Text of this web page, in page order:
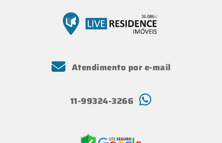
Atendimento por e-mail
11-99324-3266